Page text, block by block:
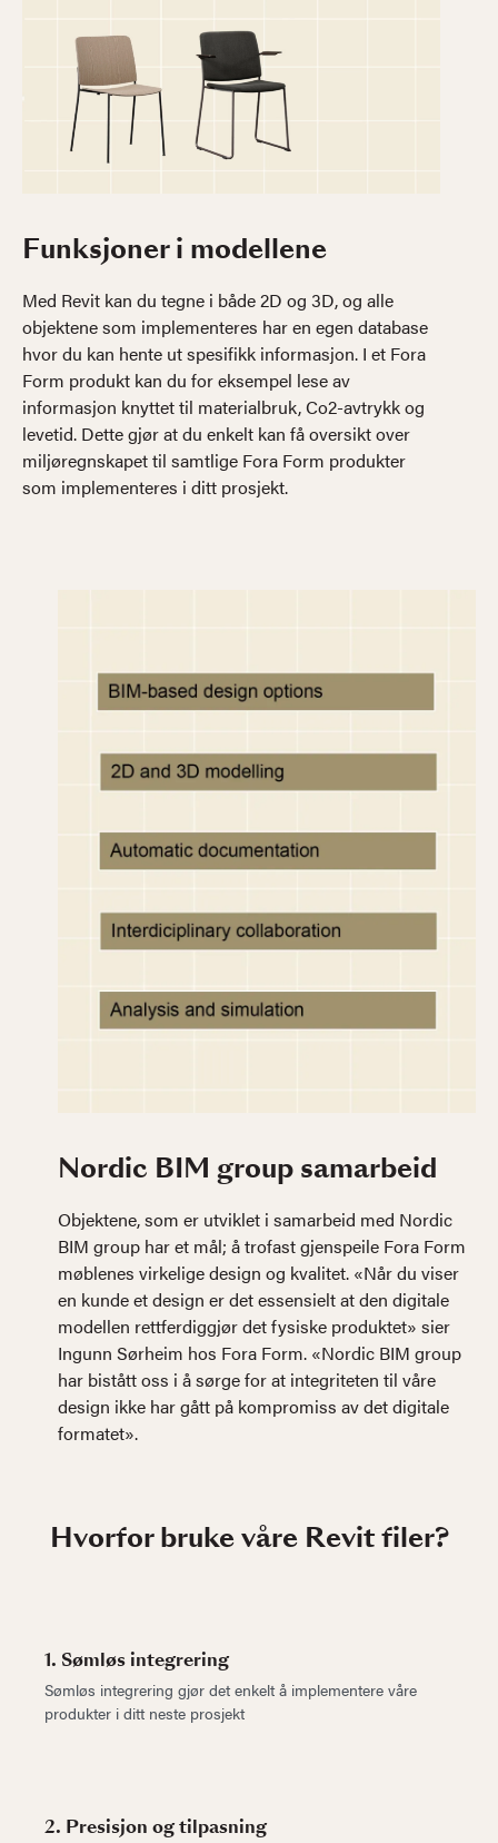
Funksjoner i modellene
Med Revit kan du tegne i både 2D og 3D, og alle
objektene som implementeres har en egen database
hvor du kan hente ut spesifikk informasjon. I et Fora
Form produkt kan du for eksempel lese av
informasjon knyttet til materialbruk, Co2-avtrykk og
levetid. Dette gjør at du enkelt kan få oversikt over
miljøregnskapet til samtlige Fora Form produkter
som implementeres i ditt prosjekt.
Nordic BIM group samarbeid
Objektene, som er utviklet i samarbeid med Nordic
BIM group har et mål; å trofast gjenspeile Fora Form
møblenes virkelige design og kvalitet. «Når du viser
en kunde et design er det essensielt at den digitale
modellen rettferdiggjør det fysiske produktet» sier
Ingunn Sørheim hos Fora Form. «Nordic BIM group
har bistått oss i å sørge for at integriteten til våre
design ikke har gått på kompromiss av det digitale
formatet».
Hvorfor bruke våre Revit filer?
1. Sømløs integrering
Sømløs integrering gjør det enkelt å implementere våre
produkter i ditt neste prosjekt
2. Presisjon og tilpasning